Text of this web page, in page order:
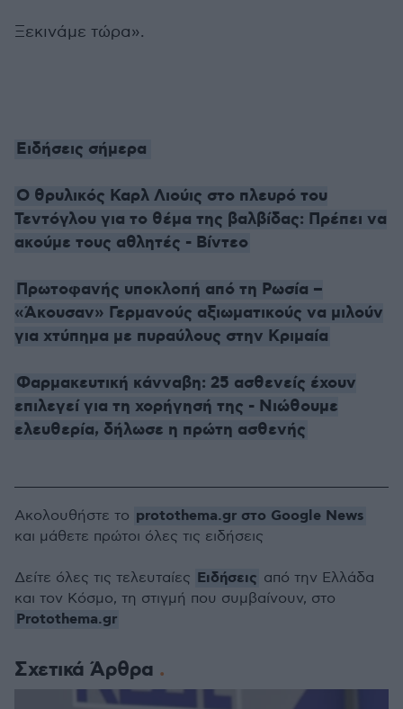
Ξεκινάμε τώρα».
Ειδήσεις σήμερα
Ο θρυλικός Καρλ Λιούις στο πλευρό του
Τεντόγλου για το θέμα της βαλβίδας: Πρέπει να
ακούμε τους αθλητές - Βίντεο
Πρωτοφανής υποκλοπή από τη Ρωσία –
«Άκουσαν» Γερμανούς αξιωματικούς να μιλούν
για χτύπημα με πυραύλους στην Κριμαία
Φαρμακευτική κάνναβη: 25 ασθενείς έχουν
επιλεγεί για τη χορήγησή της - Νιώθουμε
ελευθερία, δήλωσε η πρώτη ασθενής
Σχετικά Άρθρα
Ακολουθήστε το protothema.gr στο Google News
και μάθετε πρώτοι όλες τις ειδήσεις
Δείτε όλες τις τελευταίες Ειδήσεις από την Ελλάδα
και τον Κόσμο, τη στιγμή που συμβαίνουν, στο
Protothema.gr